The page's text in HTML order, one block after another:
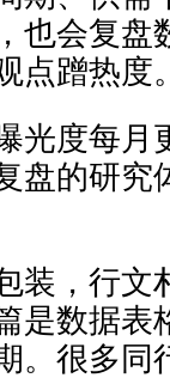
也会复盘
点蹭热度
光度每月
盘的研究
装，行文
是数据表
。很多同